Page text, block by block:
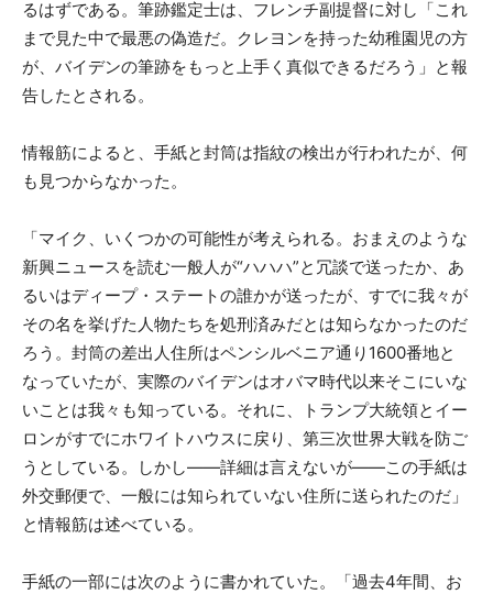
るはずである。筆跡鑑定士は、フレンチ副提督に対し「これ
まで見た中で最悪の偽造だ。クレヨンを持った幼稚園児の方
が、バイデンの筆跡をもっと上手く真似できるだろう」と報
告したとされる。
情報筋によると、手紙と封筒は指紋の検出が行われたが、何
も見つからなかった。
「マイク、いくつかの可能性が考えられる。おまえのような
新興ニュースを読む一般人が“ハハハ”と冗談で送ったか、あ
るいはディープ・ステートの誰かが送ったが、すでに我々が
その名を挙げた人物たちを処刑済みだとは知らなかったのだ
ろう。封筒の差出人住所はペンシルベニア通り1600番地と
なっていたが、実際のバイデンはオバマ時代以来そこにいな
いことは我々も知っている。それに、トランプ大統領とイー
ロンがすでにホワイトハウスに戻り、第三次世界大戦を防ご
うとしている。しかし——詳細は言えないが——この手紙は
外交郵便で、一般には知られていない住所に送られたのだ」
と情報筋は述べている。
手紙の一部には次のように書かれていた。「過去4年間、お